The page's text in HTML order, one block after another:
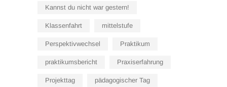
Kannst du nicht war gestern!
Klassenfahrt mittelstufe
Perspektivwechsel Praktikum
praktikumsbericht Praxiserfahrung
Projekttag pädagogischer Tag